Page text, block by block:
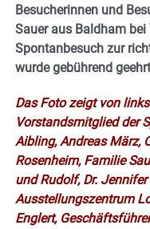
Besucherinnen und
Sauer aus Baldham
Spontanbesuch zur
wurde gebührend
Das Foto zeigt von
Vorstandsmitglied der
Aibling, Andreas März,
Rosenheim, Familie
und Rudolf, Dr.
Ausstellungszentrum
Englert,